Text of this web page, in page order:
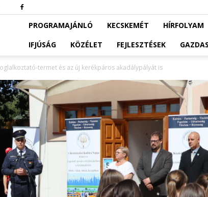
PROGRAMAJÁNLÓ KECSKEMÉT
HÍRFOLYAM
IFJÚSÁG
KÖZÉLET FEJLESZTÉSEK
termet és az új kerékpáros akadálypályát is